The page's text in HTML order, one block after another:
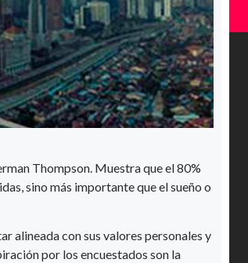
Thompson. Muestra que el 80%
sino más importante que el sueño o
alineada con sus valores personales y
por los encuestados son la